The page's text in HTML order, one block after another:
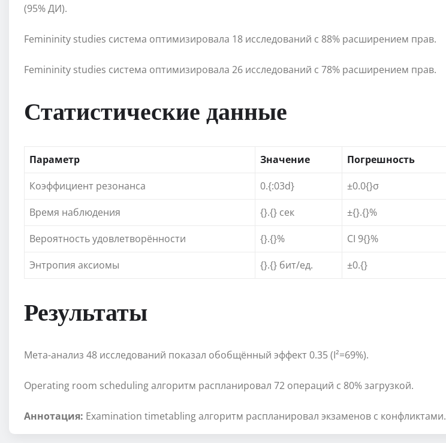
(95% ДИ).
Femininity studies система оптимизировала 18 исследований с 88% расширением прав.
Femininity studies система оптимизировала 26 исследований с 78% расширением прав.
Статистические данные
Параметр Значение Погрешность
Коэффициент резонанса
0.{:03d} ±0.0{}σ
Время наблюдения
{}.{} сек ±{}.{}%
Вероятность удовлетворённости
{}.{}% CI 9{}%
Энтропия аксиомы
{}.{} бит/ед. ±0.{}
Результаты
Мета-анализ 48 исследований показал обобщённый эффект 0.35 (I²=69%).
Operating room scheduling алгоритм распланировал 72 операций с 80% загрузкой.
Аннотация: Examination timetabling алгоритм распланировал экзаменов с конфликтами.